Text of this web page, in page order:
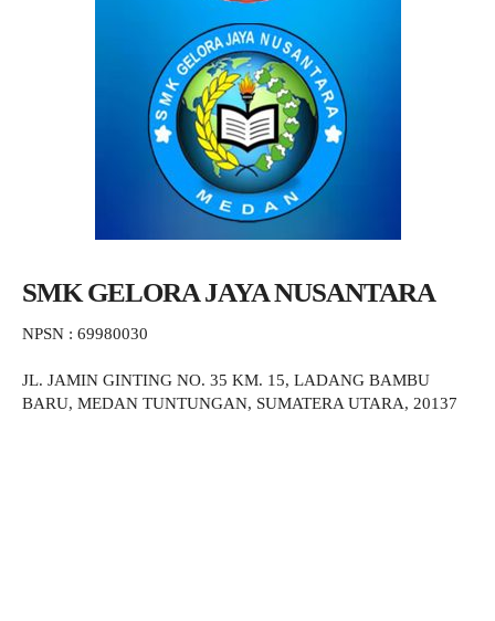
SMK GELORA JAYA NUSANTARA
NPSN : 69980030
JL. JAMIN GINTING NO. 35 KM. 15, LADANG BAMBU
BARU, MEDAN TUNTUNGAN, SUMATERA UTARA, 20137